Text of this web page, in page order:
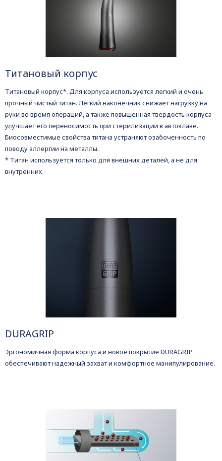
Титановый корпус
Титановый корпус*. Для корпуса используется легкий и очень
прочный чистый титан. Легкий наконечник снижает нагрузку на
руки во время операций, а также повышенная твердость корпуса
улучшает его переносимость при стерилизации в автоклаве.
Биосовместимые свойства титана устраняют озабоченность по
поводу аллергии на металлы.
* Титан используется только для внешних деталей, а не для
внутренних.
DURAGRIP
Эргономичная форма корпуса и новое покрытие DURAGRIP
обеспечивают надежный захват и комфортное манипулирование.